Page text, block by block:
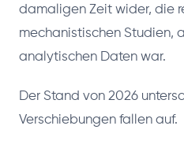
damaligen Zeit wider, die
mechanistischen Studien,
analytischen Daten war.
Der Stand von 2026
Verschiebungen fallen auf.